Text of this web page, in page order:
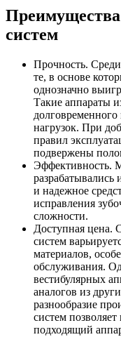
Преимущества
систем
Прочность.
те, в основе
однозначно
Такие аппараты
нагрузок. При
правил
подвержены
Эффективность.
разрабатывались
и надежное
исправления
сложности.
Доступная цена.
систем
материалов,
обслуживания.
вестибулярных
аналогов из
разнообразие
систем
подходящий